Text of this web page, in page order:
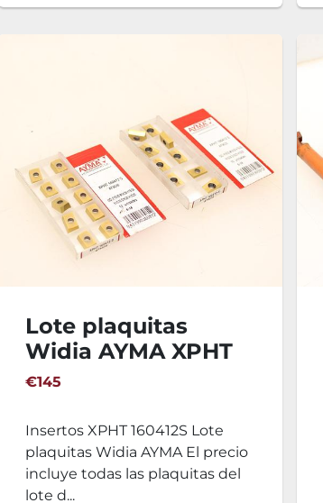
Lote plaquitas
Widia AYMA XPHT
160412S
€145
Insertos XPHT 160412S Lote
plaquitas Widia AYMA El precio
incluye todas las plaquitas del
lote d...